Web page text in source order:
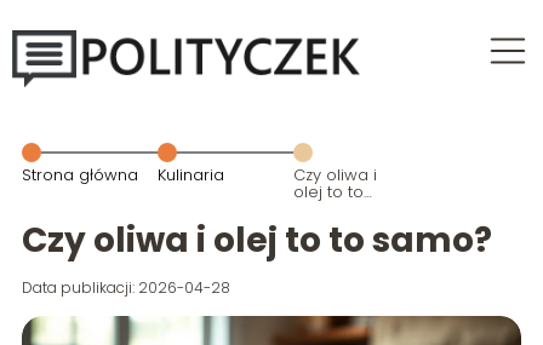
Strona główna Kulinaria Czy oliwa i
olej to to
samo?
Czy oliwa i olej to to samo?
Data publikacji: 2026-04-28